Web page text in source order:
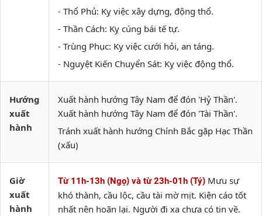
- Thổ Phủ: Kỵ việc xây dựng, động thổ.
- Thần Cách: Kỵ cúng bái tế tự.
- Trùng Phục: Kỵ việc cưới hỏi, an táng.
- Nguyệt Kiến Chuyển Sát: Kỵ việc động thổ.
Hướng
xuất
hành
Xuất hành hướng Tây Nam để đón 'Hỷ Thần'.
Xuất hành hướng Tây Nam để đón 'Tài Thần'.
Tránh xuất hành hướng Chính Bắc gặp Hạc Thần
(xấu)
Giờ
xuất
hành
Từ 11h-13h (Ngọ) và từ 23h-01h (Tý) Mưu sự
khó thành, cầu lộc, cầu tài mờ mịt. Kiện cáo tốt
nhất nên hoãn lại. Người đi xa chưa có tin về.